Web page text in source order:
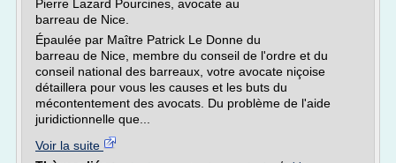
Pierre Lazard Pourcines, avocate au
barreau de Nice.
Épaulée par Maître Patrick Le Donne du
barreau de Nice, membre du conseil de l'ordre et du
conseil national des barreaux, votre avocate niçoise
détaillera pour vous les causes et les buts du
mécontentement des avocats. Du problème de l'aide
juridictionnelle que...
Voir la suite